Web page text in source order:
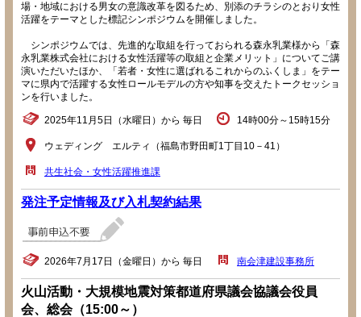
場・地域における男女の意識改革を図るため、別添のチラシのとおり女性
活躍をテーマとした標記シンポジウムを開催しました。
シンポジウムでは、先進的な取組を行っておられる森永乳業様から「森
永乳業株式会社における女性活躍等の取組と企業メリット」についてご講
演いただいたほか、「若者・女性に選ばれるこれからのふくしま」をテー
マに県内で活躍する女性ロールモデルの方や知事を交えたトークセッショ
ンを行いました。
2025年11月5日（水曜日）から 毎日 14時00分～15時15分
ウェディング エルティ（福島市野田町1丁目10－41）
共生社会・女性活躍推進課
発注予定情報及び入札契約結果
2026年7月17日（金曜日）から 毎日 南会津建設事務所
火山活動・大規模地震対策都道府県議会協議会役員
会、総会（15:00～）